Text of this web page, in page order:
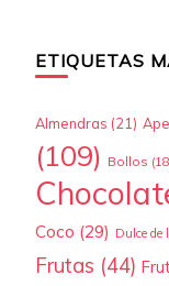
ETIQUETAS
Almendras (21)
(109) Bollos
Coco (29) Dulce de
Frutas (44)